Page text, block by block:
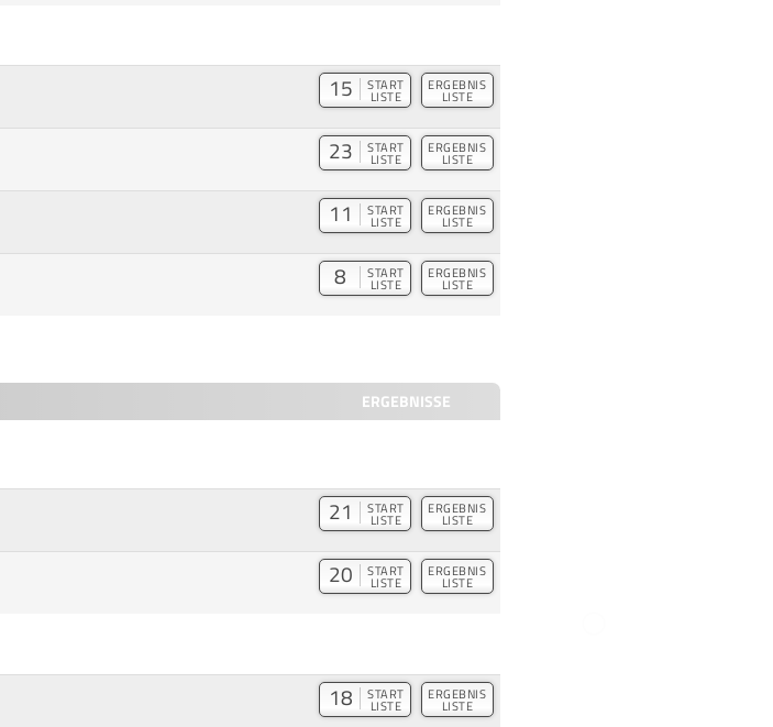
15 START
LISTE
ERGEBNIS
LISTE
23 START
LISTE
ERGEBNIS
LISTE
11 START
LISTE
ERGEBNIS
LISTE
8 START
LISTE
ERGEBNIS
LISTE
ERGEBNISSE
21 START
LISTE
ERGEBNIS
LISTE
20 START
LISTE
ERGEBNIS
LISTE
18 START
LISTE
ERGEBNIS
LISTE